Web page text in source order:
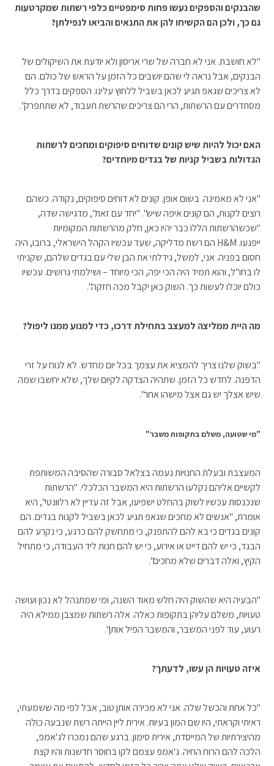
שהבנקים והספקים נעשו פחות סימפטיים כלפי רשתות שמקרטעות
גם כך, ולכן הם הקשיחו להן את התנאים והביאו לנפילתן?
"לא חושבת. אני לא חברה של שרי אריסון ולא יודעת את השיקולים של
הבנקים, אבל נראה לי שהם יושבים כל הזמן על הראש של כולם. הם
לא צריכים שגאפ תגיע לכאן בשביל ללחוץ עלינו. הספקים בדרך כלל
מסתדרים עם הרשתות, הרי הם צריכים שהרשת תעבוד, לא שתתפרק".
האם יכול להיות שיש קונים שדוחים סיפוקים ומחכים לרשתות
הגדולות בשביל קניות של בגדים מיוחדים?
"אני לא מאמינה. בשום אופן. קונים לא דוחים סיפוקים, נקודה. כשהם
רוצים לקנות, הם קונים איפה שיש". "יחד עם זאת", מדגישה שדה,
"שכשהרשתות הללו כבר יהיו כאן, חלק מהרשתות המקומיות
ייפגעו. H&M הם רשת מדליקה, שעד עכשיו הקהל הישראלי, ברובו, היה
חסום בפניה. אני, למשל, גידלתי את הבן שלי עם בגדים שלהם, שקניתי
לו בחו"ל, והוא תמיד היה הכי יפה, הכי מיוחד – ושילמתי גרושים. עכשיו
כולם יוכלו לעשות כך. השוק כאן יקבל מכה חזקה".
מה היית ממליצה למעצב בתחילת דרכו, כדי למנוע ממנו ליפול?
"בשוק שלנו צריך להמציא את עצמך בכל יום מחדש. לא לנוח על זרי
הדפנה. לחדש כל הזמן. שתהיה הצדקה לקיום שלך, שלא יחשבו שמה
שיש אצלך יש גם אצל מישהו אחר".
"מי שטועה, משלם בתקופות משבר"
המעצבת ובעלת החנויות נעמה בצלאל סבורה שהסיבה המשותפת
לקשיים אליהם נקלעו הרשתות היא המשבר הכלכלי. "הרשתות
שנכנסות עכשיו לשוק בהחלט ישפיעו, אבל זה עדיין לא רלוונטי", היא
אומרת, "אנשים לא מחכים שגאפ תגיע לכאן בשביל לקנות בגדים. הם
קונים בגדים כי בא להם להתפנק, כי מתחשק להם כרגע, כי נקרע להם
הבגד, כי יש להם דייט או אירוע, כי יש להם חנות ליד העבודה, כי מתחיל
הקיץ, ואלה דברים שלא מחכים".
"הבעיה היא שהשוק היה חלש מאוד השנה, ומי שמתנהל לא נכון ועושה
טעויות, משלם עליהן בתקופות כאלה. אלה רשתות שמצבן ממילא היה
רעוע, עוד לפני המשבר, והמשבר הפיל אותן".
איזה טעויות הן עשו, לדעתך?
"כל אחת והכשל שלה. אני לא מכירה אותן טוב, אבל לפי מה ששמעתי,
ראיתי וקראתי, היו שם המון בעיות. אירית ליין הייתה רשת שנבעה כולה
מהיצירתיות של המייסדת, אירית סימון. ברגע שהם נמכרו לג'אמפ,
הלכה להם הרוח החיה. ג'אמפ עצמם לקו בחוסר חדשנות והיו קצת